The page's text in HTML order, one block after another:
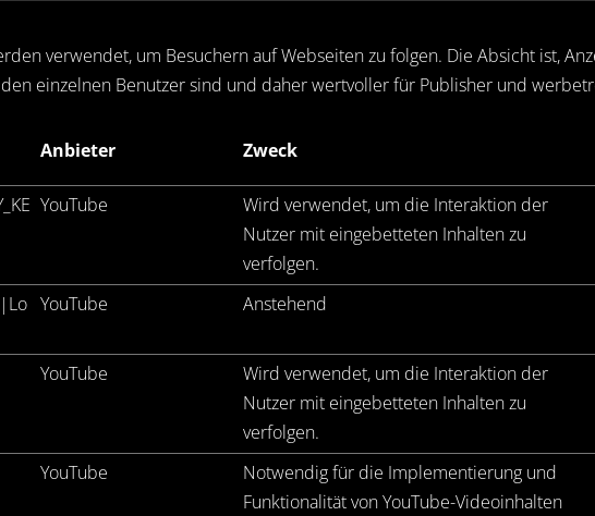
verwendet, um Besuchern auf Webseiten zu folgen. Die Absicht ist,
einzelnen Benutzer sind und daher wertvoller für Publisher und
Anbieter Zweck
YouTube
Wird verwendet, um die Interaktion der
Nutzer mit eingebetteten Inhalten zu
verfolgen.
YouTube Anstehend
YouTube
Wird verwendet, um die Interaktion der
Nutzer mit eingebetteten Inhalten zu
verfolgen.
YouTube
Notwendig für die Implementierung und
Funktionalität von YouTube-Videoinhalten